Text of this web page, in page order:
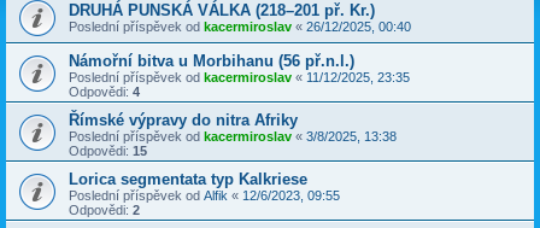
DRUHÁ PUNSKÁ VÁLKA (218–201 př. Kr.)
Poslední příspěvek od kacermiroslav « 26/12/2025, 00:40
Námořní bitva u Morbihanu (56 př.n.l.)
Poslední příspěvek od kacermiroslav « 11/12/2025, 23:35
Odpovědi: 4
Římské výpravy do nitra Afriky
Poslední příspěvek od kacermiroslav « 3/8/2025, 13:38
Odpovědi: 15
Lorica segmentata typ Kalkriese
Poslední příspěvek od Alfik « 12/6/2023, 09:55
Odpovědi: 2